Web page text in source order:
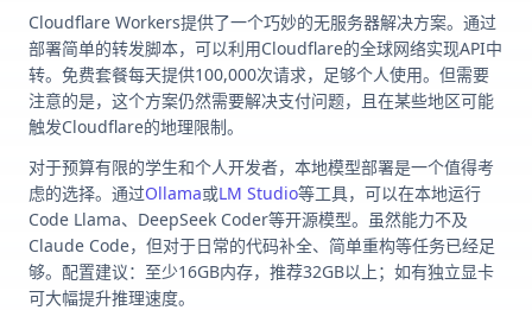
Cloudflare Workers提供了一个巧妙的无服务器解决方案。通过
部署简单的转发脚本，可以利用Cloudflare的全球网络实现API中
转。免费套餐每天提供100,000次请求，足够个人使用。但需要
注意的是，这个方案仍然需要解决支付问题，且在某些地区可能
触发Cloudflare的地理限制。
对于预算有限的学生和个人开发者，本地模型部署是一个值得考
虑的选择。通过Ollama或LM Studio等工具，可以在本地运行
Code Llama、DeepSeek Coder等开源模型。虽然能力不及
Claude Code，但对于日常的代码补全、简单重构等任务已经足
够。配置建议：至少16GB内存，推荐32GB以上；如有独立显卡
可大幅提升推理速度。